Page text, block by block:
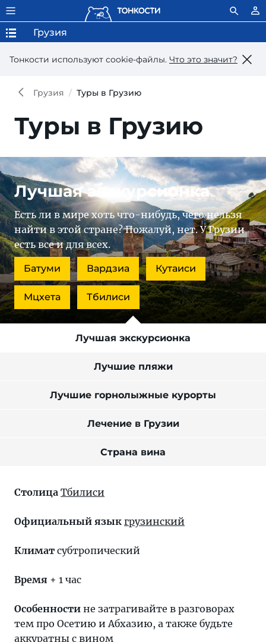
Тонкости используют сookie-файлы. Что это значит?
Грузия
Грузия Туры в Грузию
Туры в Грузию
Лучшая экскурсионка
Есть ли в мире хоть что-нибудь, чего нельзя
найти в этой стране? Пожалуй, нет. У Грузии
есть все и для всех.
Батуми Вардзиа Кутаиси
Мцхета Тбилиси
Лучшая экскурсионка
Лучшие пляжи
Лучшие горнолыжные курорты
Лечение в Грузии
Страна вина
Столица Тбилиси
Официальный язык грузинский
Климат субтропический
Время + 1 час
Особенности не затрагивайте в разговорах
тем про Осетию и Абхазию, а также будьте
аккуратны с вином